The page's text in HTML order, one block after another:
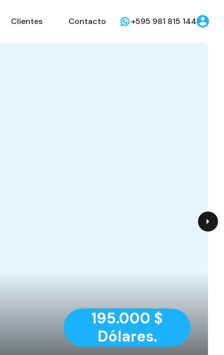
Clientes Contacto +595 981 815 144
195.000 $
Dólares.